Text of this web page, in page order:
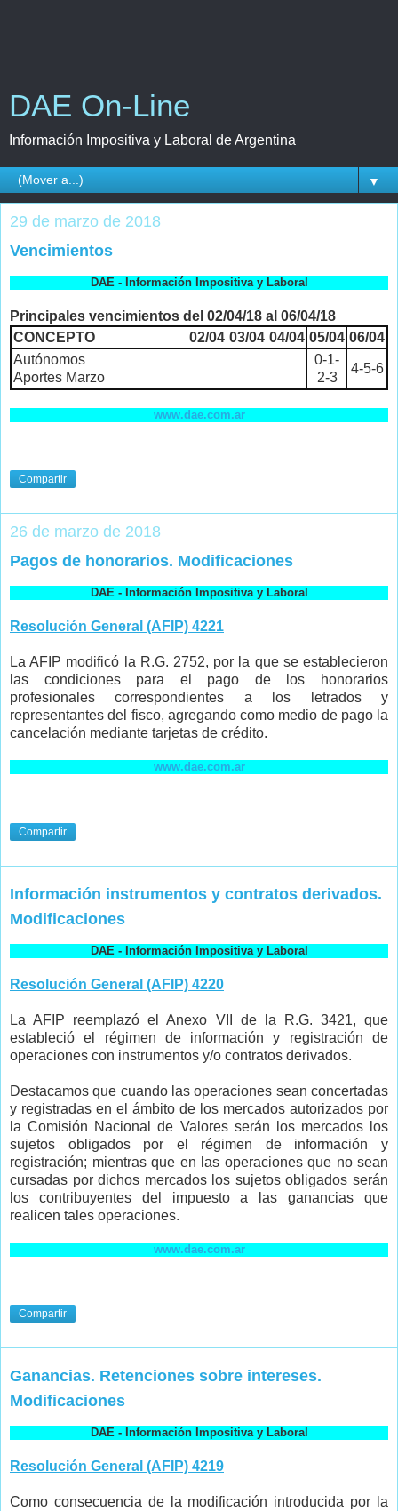
DAE On-Line
Información Impositiva y Laboral de Argentina
▼
29 de marzo de 2018
Vencimientos
DAE - Información Impositiva y Laboral
Principales vencimientos del 02/04/18 al 06/04/18
CONCEPTO
02/04 03/04 04/04 05/04 06/04
Autónomos
Aportes Marzo
0-1-
2-3
4-5-6
www.dae.com.ar
Compartir
26 de marzo de 2018
Pagos de honorarios. Modificaciones
DAE - Información Impositiva y Laboral
Resolución General (AFIP) 4221
La AFIP modificó la R.G. 2752, por la que se establecieron
las condiciones para el pago de los honorarios
profesionales correspondientes a los letrados y
representantes del fisco, agregando como medio de pago la
cancelación mediante tarjetas de crédito.
www.dae.com.ar
Compartir
Información instrumentos y contratos derivados.
Modificaciones
DAE - Información Impositiva y Laboral
Resolución General (AFIP) 4220
La AFIP reemplazó el Anexo VII de la R.G. 3421, que
estableció el régimen de información y registración de
operaciones con instrumentos y/o contratos derivados.
Destacamos que cuando las operaciones sean concertadas
y registradas en el ámbito de los mercados autorizados por
la Comisión Nacional de Valores serán los mercados los
sujetos obligados por el régimen de información y
registración; mientras que en las operaciones que no sean
cursadas por dichos mercados los sujetos obligados serán
los contribuyentes del impuesto a las ganancias que
realicen tales operaciones.
www.dae.com.ar
Compartir
Ganancias. Retenciones sobre intereses.
Modificaciones
DAE - Información Impositiva y Laboral
Resolución General (AFIP) 4219
Como consecuencia de la modificación introducida por la